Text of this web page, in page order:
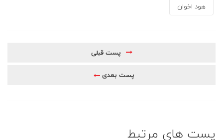
هود اخوان
پست قبلی
پست بعدی
پست های مرتبط